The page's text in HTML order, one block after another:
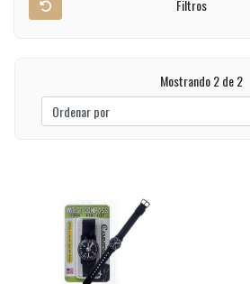
Filtros
Mostrando 2 de 2